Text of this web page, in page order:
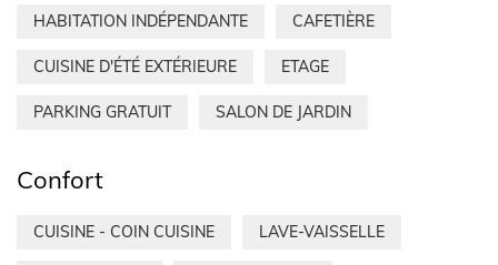
HABITATION INDÉPENDANTE CAFETIÈRE
CUISINE D'ÉTÉ EXTÉRIEURE ETAGE
PARKING GRATUIT SALON DE JARDIN
Confort
CUISINE - COIN CUISINE LAVE-VAISSELLE